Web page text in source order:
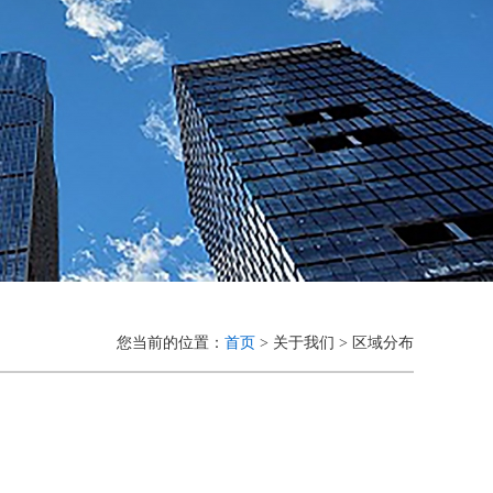
您当前的位置： 首页 > 关于我们 > 区域分布